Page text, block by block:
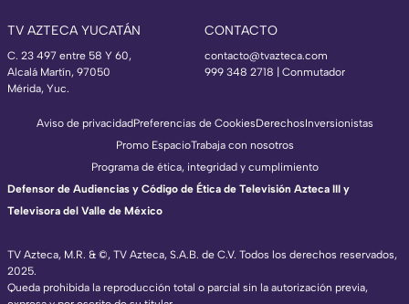
TV AZTECA YUCATÁN
C. 23 497 entre 58 Y 60,
Alcalá Martín, 97050
Mérida, Yuc.
CONTACTO
contacto@tvazteca.com
999 348 2718 | Conmutador
TV Azteca, M.R. & ©, TV Azteca, S.A.B. de C.V. Todos los derechos reservados,
2025.
Queda prohibida la reproducción total o parcial sin la autorización previa,
Aviso de privacidadPreferencias de CookiesDerechosInversionistas
Promo EspacioTrabaja con nosotros
Programa de ética, integridad y cumplimiento
Defensor de Audiencias y Código de Ética de Televisión Azteca III y
Televisora del Valle de México